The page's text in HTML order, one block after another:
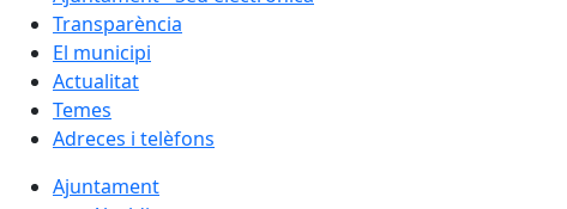
Transparència
El municipi
Actualitat
Temes
Adreces i telèfons
Ajuntament